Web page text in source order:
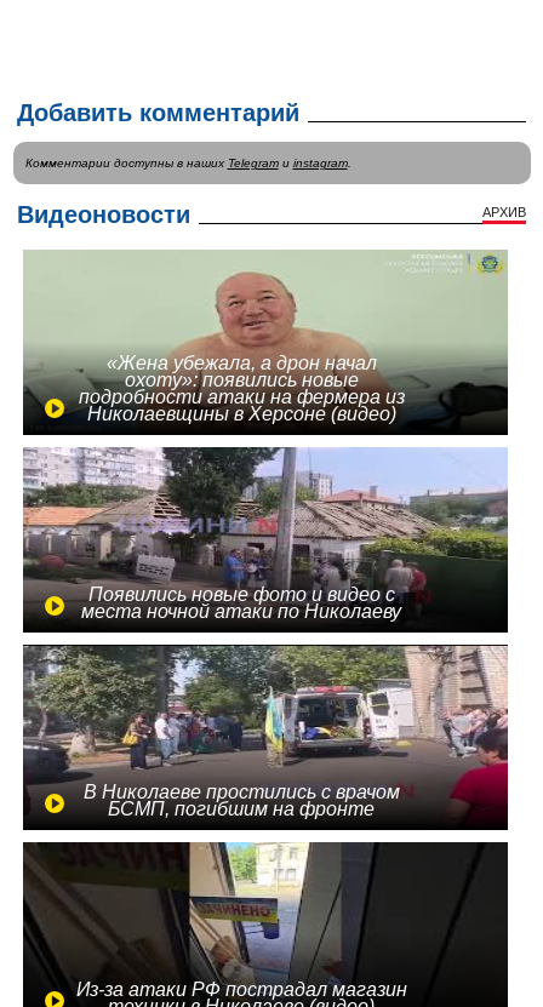
Добавить комментарий
Комментарии доступны в наших Telegramи instagram.
Видеоновости АРХИВ
«Жена убежала, а дрон начал
охоту»: появились новые
подробности атаки на фермера из
Николаевщины в Херсоне (видео)
Появились новые фото и видео с
места ночной атаки по Николаеву
В Николаеве простились с врачом
БСМП, погибшим на фронте
Из-за атаки РФ пострадал магазин